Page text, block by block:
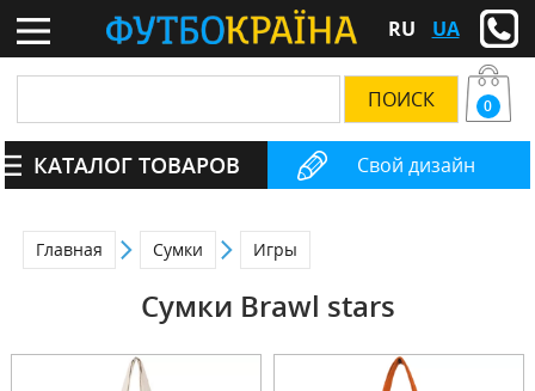
RU UA
Свой дизайн
0
КАТАЛОГ ТОВАРОВ
Главная Сумки Игры
Сумки Brawl stars